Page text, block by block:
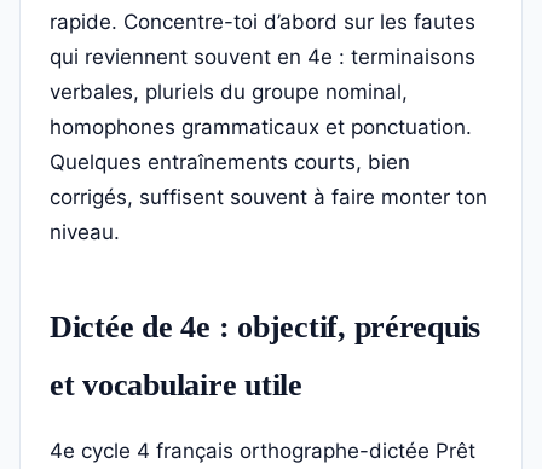
rapide. Concentre-toi d’abord sur les fautes
qui reviennent souvent en 4e : terminaisons
verbales, pluriels du groupe nominal,
homophones grammaticaux et ponctuation.
Quelques entraînements courts, bien
corrigés, suffisent souvent à faire monter ton
niveau.
Dictée de 4e : objectif, prérequis
et vocabulaire utile
4e cycle 4 français orthographe-dictée Prêt